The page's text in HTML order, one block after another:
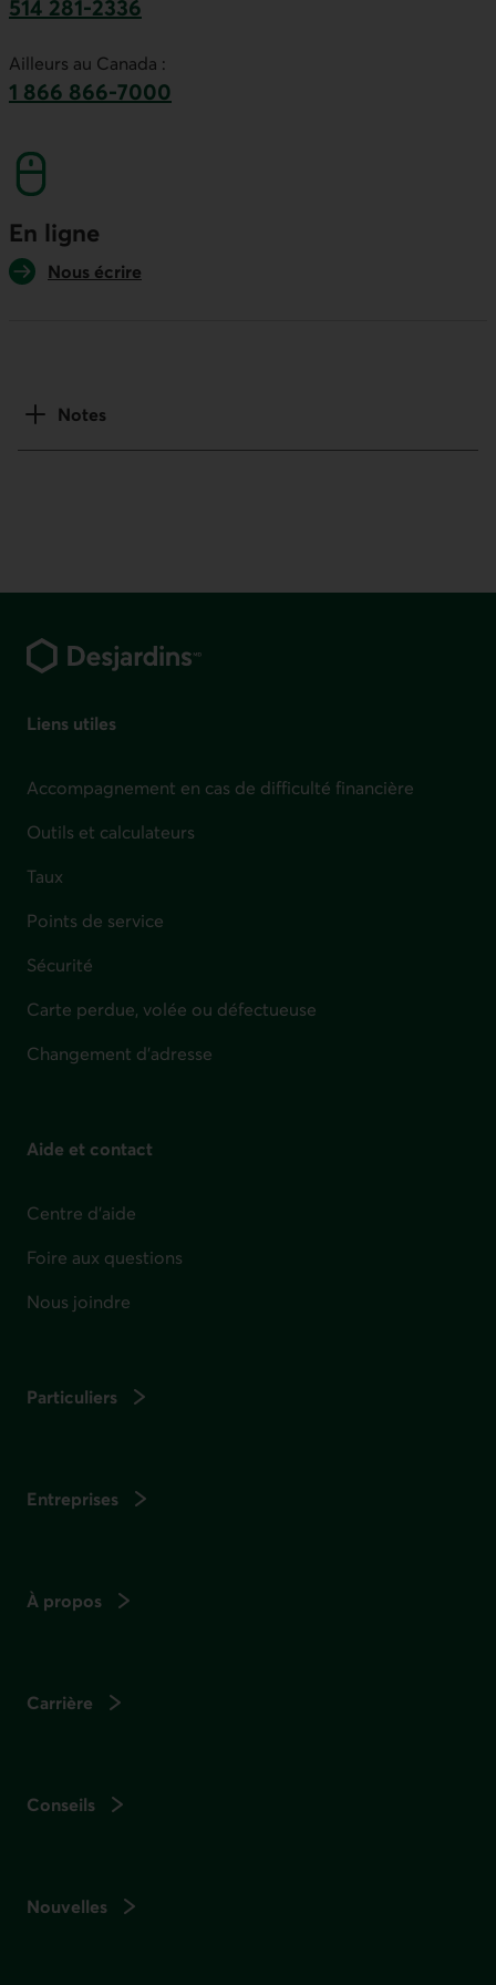
514 281-2336
Ailleurs au Canada :
1 866 866-7000
En ligne
Nous écrire
Notes
Liens utiles
Accompagnement en cas de difficulté financière
Outils et calculateurs
Taux
Points de service
Sécurité
Carte perdue, volée ou défectueuse
Changement d'adresse
Aide et contact
Centre d'aide
Foire aux questions
Nous joindre
Particuliers
Entreprises
À propos
Carrière
Conseils
Nouvelles